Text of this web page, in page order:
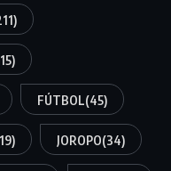
FÚTBOL(45)
JOROPO(34)